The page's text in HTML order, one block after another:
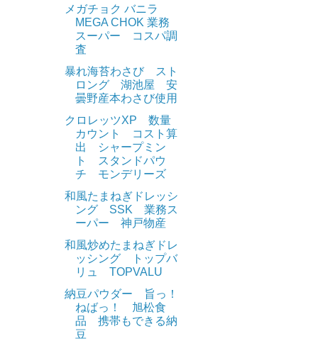
メガチョク バニラ
MEGA CHOK 業務
スーパー コスパ調
査
暴れ海苔わさび スト
ロング 湖池屋 安
曇野産本わさび使用
クロレッツXP 数量
カウント コスト算
出 シャープミン
ト スタンドパウ
チ モンデリーズ
和風たまねぎドレッシ
ング SSK 業務ス
ーパー 神戸物産
和風炒めたまねぎドレ
ッシング トップバ
リュ TOPVALU
納豆パウダー 旨っ！
ねばっ！ 旭松食
品 携帯もできる納
豆